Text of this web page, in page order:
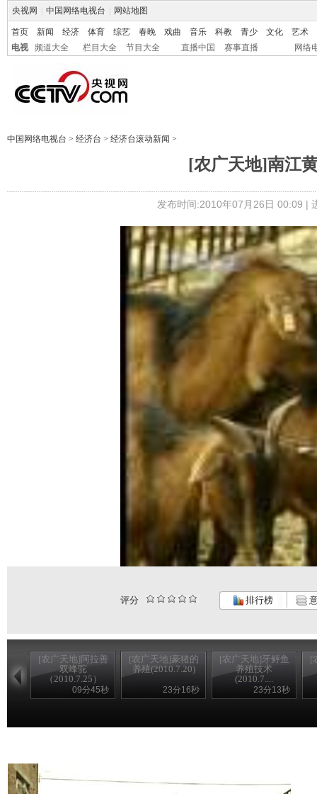
央视网 中国网络电视台 网站地图
首页 新闻 经济 体育 综艺 春晚 戏曲 音乐 科教 青少 文化
艺术
电视
频道大全 栏目大全 节目大全 直播中国 赛事直播 网络
中国网络电视台 > 经济台 > 经济台滚动新闻 >
[农广天地]南江
发布时间:2010年07月26日 00:09 |
评分 排行榜
[农广天地]阿拉善
双峰驼
（2010.7.25）
09分45秒
[农广天地]豪猪的
养殖(2010.7.20)
23分16秒
[农广天地]牙鲆鱼
养殖技术
(2010.7....
23分13秒
[